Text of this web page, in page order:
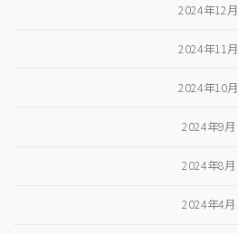
2024年12月
2024年11月
2024年10月
2024年9月
2024年8月
2024年4月